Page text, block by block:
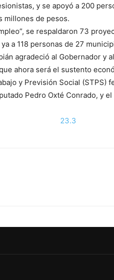
y se apoyó a 200
millones de pesos.
se respaldaron 73
a 118 personas de 27
agradeció al Gobernador y
ahora será el sustento
y Previsión Social
Pedro Oxté Conrado, y